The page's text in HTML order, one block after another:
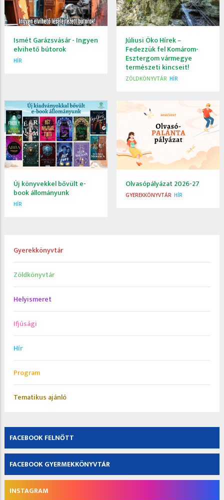
Ismét Garázsvásár - Ingyen
elvihető bútorok
HÍR
Júliusi Öko Hírek –
Fedezzük fel Komárom-
Esztergom vármegye
természeti kincseit!
ZÖLDKÖNYVTÁR HÍR
Új könyvekkel bővült e-
book állományunk
HÍR
Olvasópályázat 2026-27
GYEREKKÖNYVTÁR HÍR
Gyerekkönyvtár
Zöldkönyvtár
Helyismeret
Ifjúsági
Hír
Program
Tematikus ajánló
FACEBOOK FELNŐTT
FACEBOOK GYERMEKKÖNYVTÁR
INSTAGRAM